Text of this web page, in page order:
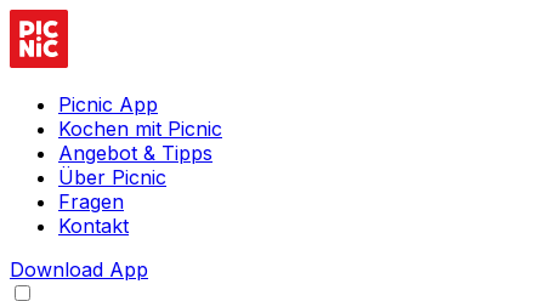
Picnic App
Kochen mit Picnic
Angebot & Tipps
Über Picnic
Fragen
Kontakt
Download App